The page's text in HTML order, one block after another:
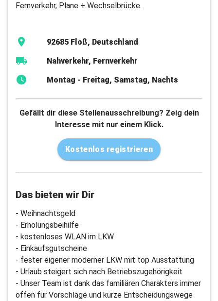
Fernverkehr, Plane + Wechselbrücke.
92685 Floß, Deutschland
Nahverkehr, Fernverkehr
Montag - Freitag, Samstag, Nachts
Gefällt dir diese Stellenausschreibung? Zeig dein
Interesse mit nur einem Klick.
Kostenlos registrieren
Das bieten wir Dir
- Weihnachtsgeld
- Erholungsbeihilfe
- kostenloses WLAN im LKW
- Einkaufsgutscheine
- fester eigener moderner LKW mit top Ausstattung
- Urlaub steigert sich nach Betriebszugehörigkeit
- Unser Team ist dank das familiären Charakters immer
offen für Vorschläge und kurze Entscheidungswege